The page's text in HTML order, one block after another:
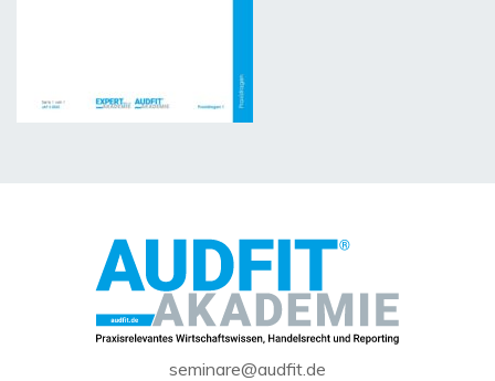
seminare@audfit.de